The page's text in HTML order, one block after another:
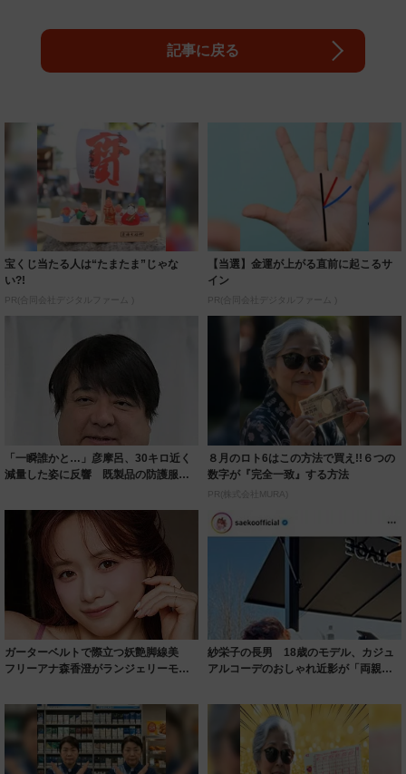
記事に戻る
宝くじ当たる人は“たまたま”じゃな
い?!
PR(合同会社デジタルファーム )
【当選】金運が上がる直前に起こるサ
イン
PR(合同会社デジタルファーム )
「一瞬誰かと…」彦摩呂、30キロ近く
減量した姿に反響 既製品の防護服が
８月のロト6はこの方法で買え!!６つの
数字が『完全一致』する方法
PR(株式会社MURA)
ガーターベルトで際立つ妖艶脚線美
フリーアナ森香澄がランジェリーモデ
紗栄子の長男 18歳のモデル、カジュ
アルコーデのおしゃれ近影が「両親の